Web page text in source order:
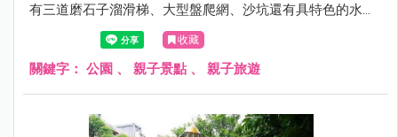
有三道磨石子溜滑梯、大型盤爬網、沙坑還有具特色的水管
涵洞上面更全部覆蓋了綠色草皮, 讓孩子們在充滿自然特色的
共融遊戲場中開心玩樂！現在就跟著小資爸一起來看看竹東
台泥公園的遊戲場哪邊好玩！
收藏
關鍵字： 公園 、 親子景點 、 親子旅遊